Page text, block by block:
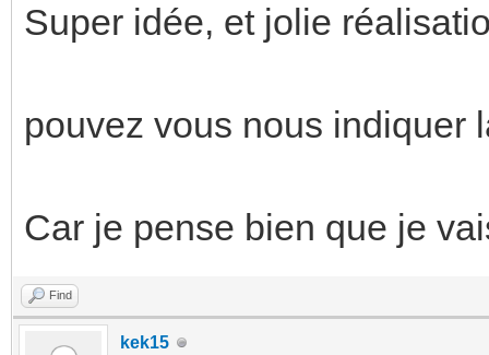
Super idée, et jolie
pouvez vous nous indiquer
Car je pense bien que je
Find
kek15